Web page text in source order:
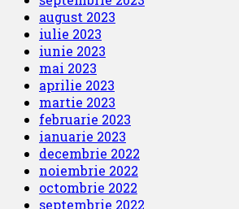
august 2023
iulie 2023
iunie 2023
mai 2023
aprilie 2023
martie 2023
februarie 2023
ianuarie 2023
decembrie 2022
noiembrie 2022
octombrie 2022
septembrie 2022